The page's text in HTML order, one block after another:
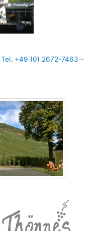
Tel. +49 (0) 2672-7463 –